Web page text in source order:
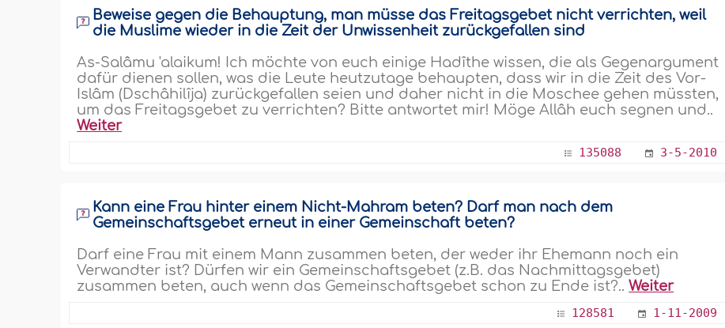
Beweise gegen die Behauptung, man müsse das Freitagsgebet nicht verrichten, weil
die Muslime wieder in die Zeit der Unwissenheit zurückgefallen sind
As-Salâmu 'alaikum! Ich möchte von euch einige Hadîthe wissen, die als Gegenargument
dafür dienen sollen, was die Leute heutzutage behaupten, dass wir in die Zeit des Vor-
Islâm (Dschâhilîja) zurückgefallen seien und daher nicht in die Moschee gehen müssten,
um das Freitagsgebet zu verrichten? Bitte antwortet mir! Möge Allâh euch segnen und..
Weiter
135088 3-5-2010
Kann eine Frau hinter einem Nicht-Mahram beten? Darf man nach dem
Gemeinschaftsgebet erneut in einer Gemeinschaft beten?
Darf eine Frau mit einem Mann zusammen beten, der weder ihr Ehemann noch ein
Verwandter ist? Dürfen wir ein Gemeinschaftsgebet (z.B. das Nachmittagsgebet)
zusammen beten, auch wenn das Gemeinschaftsgebet schon zu Ende ist?..Weiter
128581 1-11-2009